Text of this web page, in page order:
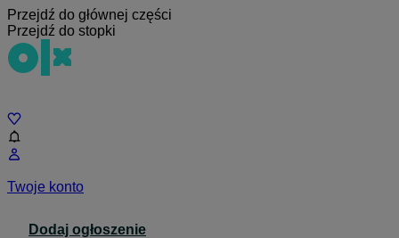
Przejdź do głównej części
Przejdź do stopki
Twoje konto
Dodaj ogłoszenie